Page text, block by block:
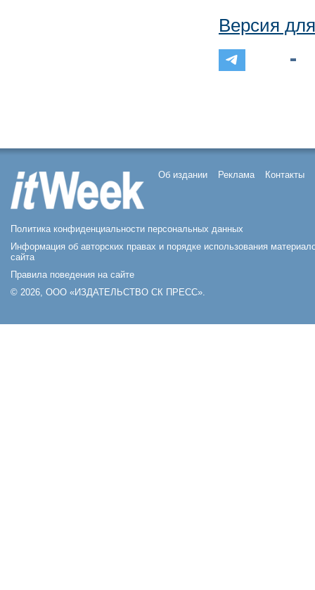
Версия
Об издании Реклама Контакты
Политика конфиденциальности персональных данных
Информация об авторских правах и порядке использования
сайта
Правила поведения на сайте
© 2026, ООО «ИЗДАТЕЛЬСТВО СК ПРЕСС».